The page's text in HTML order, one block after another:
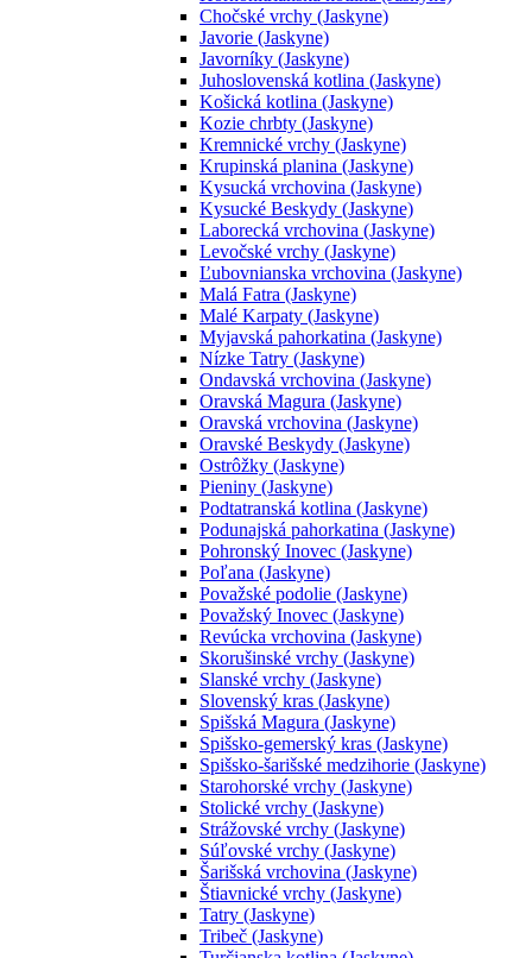
Chočské vrchy (Jaskyne)
Javorie (Jaskyne)
Javorníky (Jaskyne)
Juhoslovenská kotlina (Jaskyne)
Košická kotlina (Jaskyne)
Kozie chrbty (Jaskyne)
Kremnické vrchy (Jaskyne)
Krupinská planina (Jaskyne)
Kysucká vrchovina (Jaskyne)
Kysucké Beskydy (Jaskyne)
Laborecká vrchovina (Jaskyne)
Levočské vrchy (Jaskyne)
Ľubovnianska vrchovina (Jaskyne)
Malá Fatra (Jaskyne)
Malé Karpaty (Jaskyne)
Myjavská pahorkatina (Jaskyne)
Nízke Tatry (Jaskyne)
Ondavská vrchovina (Jaskyne)
Oravská Magura (Jaskyne)
Oravská vrchovina (Jaskyne)
Oravské Beskydy (Jaskyne)
Ostrôžky (Jaskyne)
Pieniny (Jaskyne)
Podtatranská kotlina (Jaskyne)
Podunajská pahorkatina (Jaskyne)
Pohronský Inovec (Jaskyne)
Poľana (Jaskyne)
Považské podolie (Jaskyne)
Považský Inovec (Jaskyne)
Revúcka vrchovina (Jaskyne)
Skorušinské vrchy (Jaskyne)
Slanské vrchy (Jaskyne)
Slovenský kras (Jaskyne)
Spišská Magura (Jaskyne)
Spišsko-gemerský kras (Jaskyne)
Spišsko-šarišské medzihorie (Jaskyne)
Starohorské vrchy (Jaskyne)
Stolické vrchy (Jaskyne)
Strážovské vrchy (Jaskyne)
Súľovské vrchy (Jaskyne)
Šarišská vrchovina (Jaskyne)
Štiavnické vrchy (Jaskyne)
Tatry (Jaskyne)
Tribeč (Jaskyne)